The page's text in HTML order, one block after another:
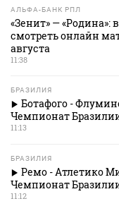
АЛЬФА-БАНК РПЛ
«Зенит» — «Родина»:
смотреть онлайн
августа
11:38
БРАЗИЛИЯ
Ботафого -
Чемпионат
11:13
БРАЗИЛИЯ
Ремо - Атлетико
Чемпионат
11:12